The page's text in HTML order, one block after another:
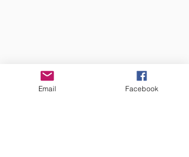
Email Facebook